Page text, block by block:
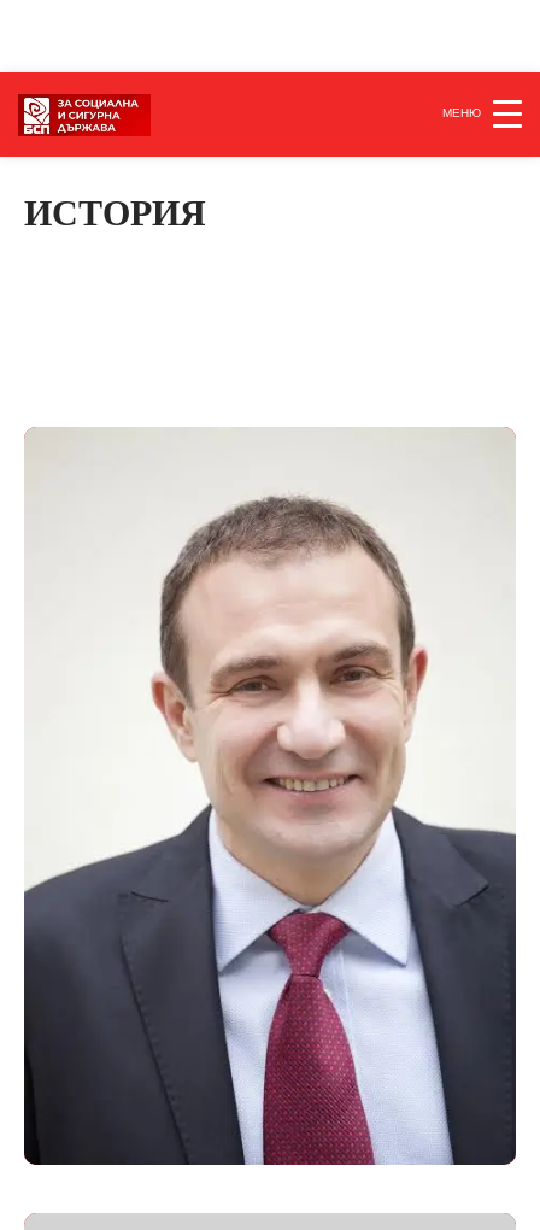
МЕНЮ
ИСТОРИЯ